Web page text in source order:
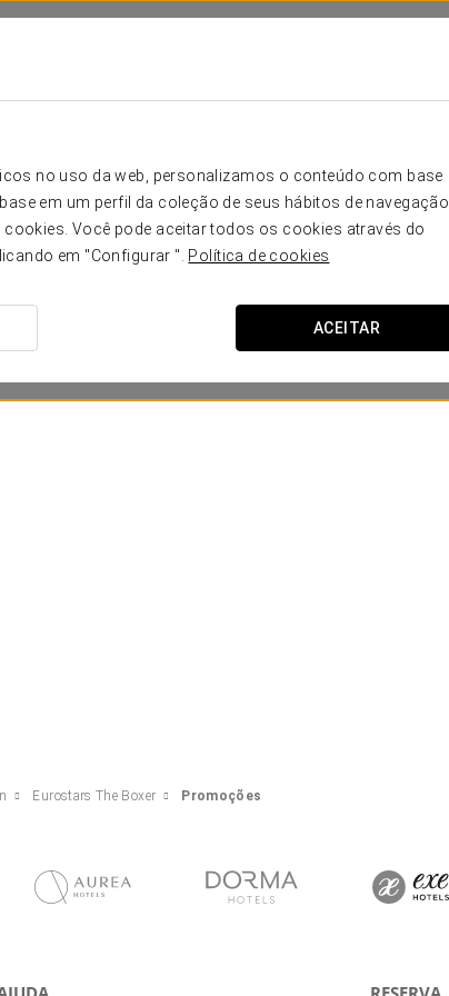
no uso da web, personalizamos o conteúdo com base
em um perfil da coleção de seus hábitos de navegação.
Você pode aceitar todos os cookies através do
em "Configurar ". Política de cookies
ACEITAR
Promoção para residentes de
Massachusetts
Eurostars The Boxer Promoções